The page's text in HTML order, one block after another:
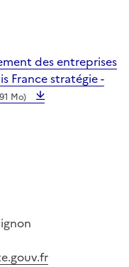
des entreprises
France stratégie -
Mo)